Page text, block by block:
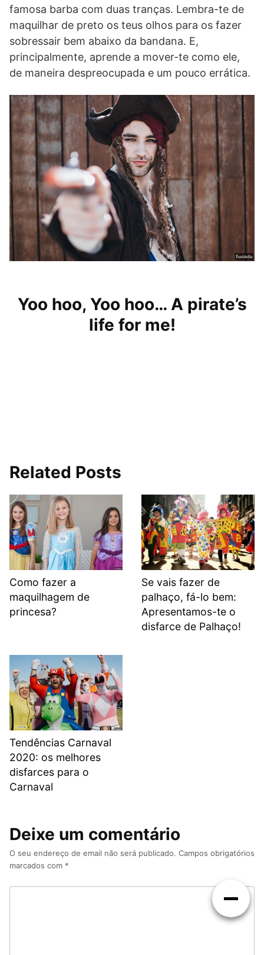
famosa barba com duas tranças. Lembra-te de
maquilhar de preto os teus olhos para os fazer
sobressair bem abaixo da bandana. E,
principalmente, aprende a mover-te como ele,
de maneira despreocupada e um pouco errática.
Yoo hoo, Yoo hoo… A pirate’s
life for me!
Related Posts
Como fazer a
maquilhagem de
princesa?
Se vais fazer de
palhaço, fá-lo bem:
Apresentamos-te o
disfarce de Palhaço!
Tendências Carnaval
2020: os melhores
disfarces para o
Carnaval
Deixe um comentário
O seu endereço de email não será publicado. Campos obrigatórios
marcados com *